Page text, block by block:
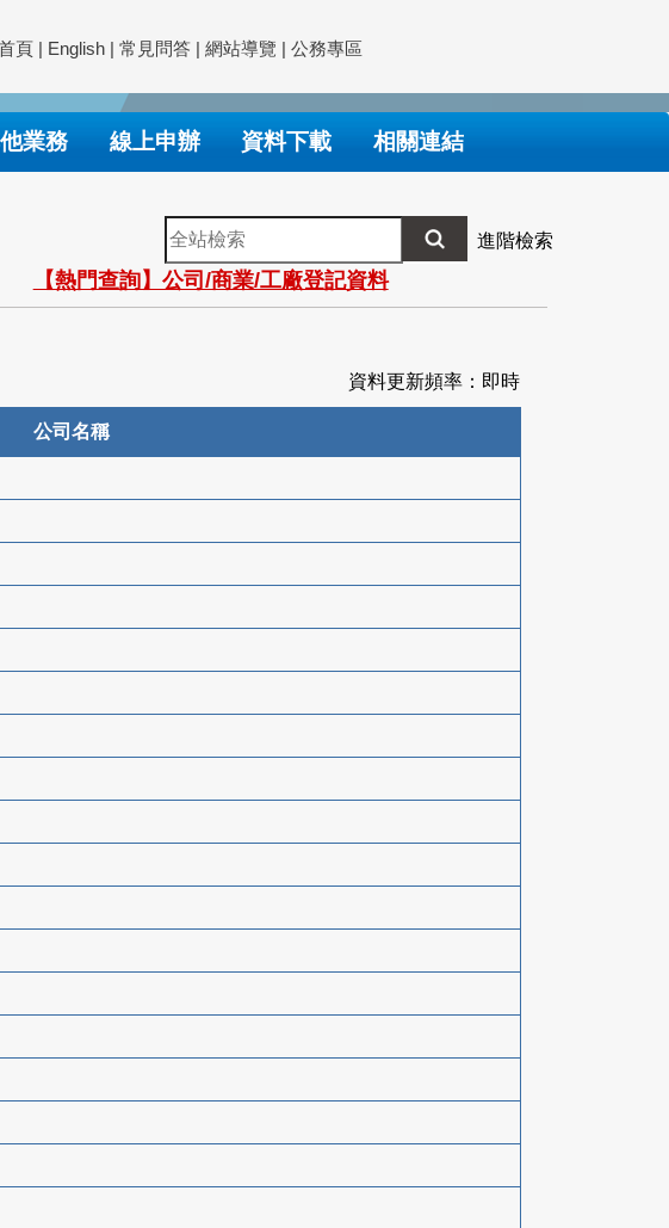
頁 | English | 常見問答 | 網站導覽 | 公務專區
業務 線上申辦 資料下載 相關連結
全
站
檢
索
進階檢索
【熱門查詢】公司/商業/工廠登記資料
資料更新頻率：即時
公司名稱